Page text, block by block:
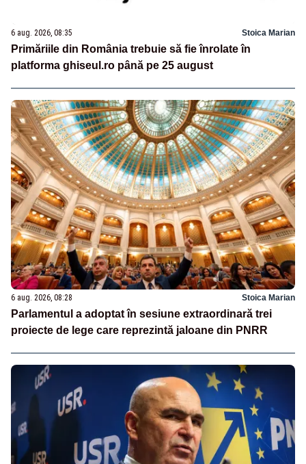
6 aug. 2026, 08:35 Stoica Marian
Primăriile din România trebuie să fie înrolate în
platforma ghiseul.ro până pe 25 august
6 aug. 2026, 08:28 Stoica Marian
Parlamentul a adoptat în sesiune extraordinară trei
proiecte de lege care reprezintă jaloane din PNRR